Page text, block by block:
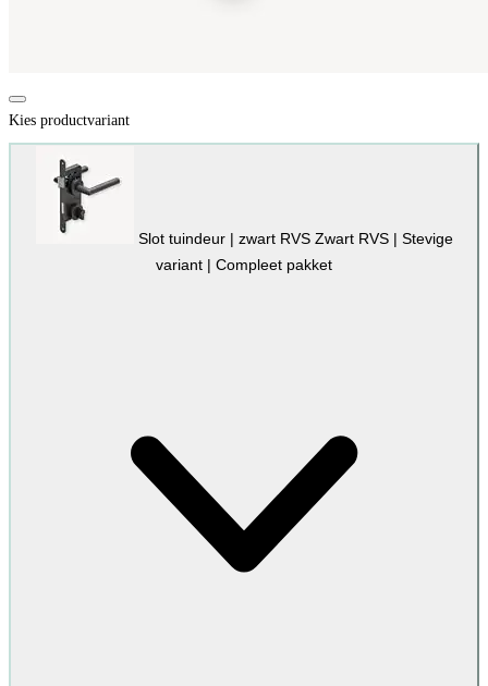
Kies productvariant
Slot tuindeur | zwart RVS Zwart RVS | Stevige
variant | Compleet pakket